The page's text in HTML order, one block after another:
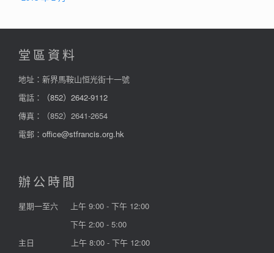
堂區資料
地址：新界馬鞍山恒光街十一號
電話：
（852）2642-9112
傳真：（852）2641-2654
電郵： office@stfrancis.org.hk
辦公時間
星期一至六
上午 9:00 - 下午 12:00
下午 2:00 - 5:00
主日
上午 8:00 - 下午 12:00